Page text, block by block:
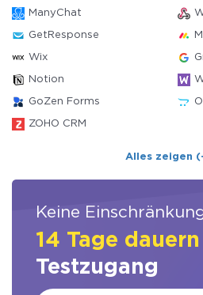
ManyChat
GetResponse
Wix
Notion
GoZen Forms
ZOHO CRM
Alles zeigen
Keine
14 Tage dauern
Testzugang